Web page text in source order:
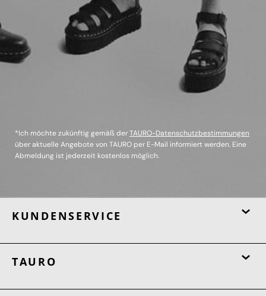
*Ich möchte zukünftig gemäß derTAURO-Datenschutzbestimmungen
über aktuelle Angebote von TAURO per E-Mail informiert werden. Eine
Abmeldung ist jederzeit kostenlos möglich.
KUNDENSERVICE
TAURO